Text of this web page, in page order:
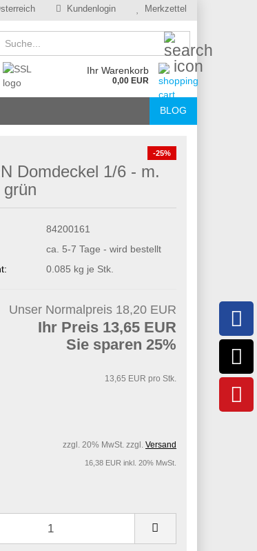
Kundenlogin Merkzettel
Ihr Warenkorb
0,00 EUR
BLOG
-25%
Domdeckel 1/6 - m.
grün
84200161
ca. 5-7 Tage - wird bestellt
0.085 kg je Stk.
Unser Normalpreis 18,20 EUR
Ihr Preis 13,65 EUR
Sie sparen 25%
13,65 EUR pro Stk.
zzgl. 20% MwSt. zzgl. Versand
16,38 EUR inkl. 20% MwSt.